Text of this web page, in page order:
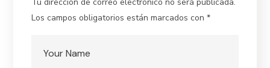
Los campos obligatorios están marcados con*